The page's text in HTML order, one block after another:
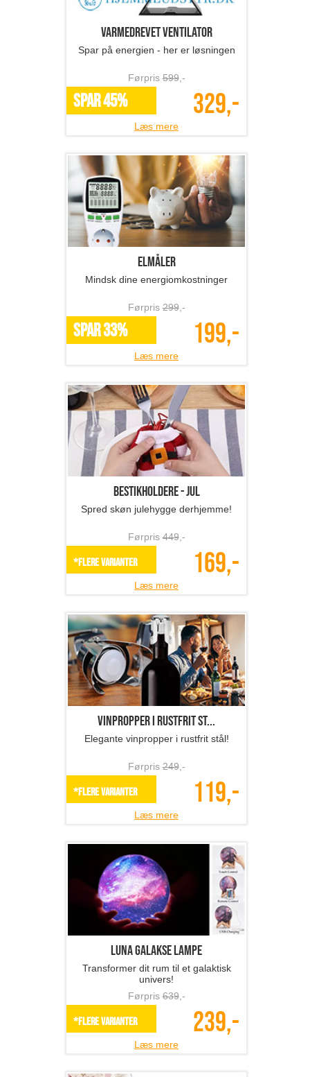
Varmedrevet ventilator
Spar på energien - her er løsningen
Førpris599,-
SPAR 45% 329,-
Læs mere
Elmåler
Mindsk dine energiomkostninger
Førpris299,-
SPAR 33% 199,-
Læs mere
Bestikholdere - jul
Spred skøn julehygge derhjemme!
Førpris449,-
*Flere varianter 169,-
Læs mere
Vinpropper i rustfrit st...
Elegante vinpropper i rustfrit stål!
Førpris249,-
*Flere varianter 119,-
Læs mere
Luna Galakse lampe
Transformer dit rum til et galaktisk
univers!
Førpris639,-
*Flere varianter 239,-
Læs mere